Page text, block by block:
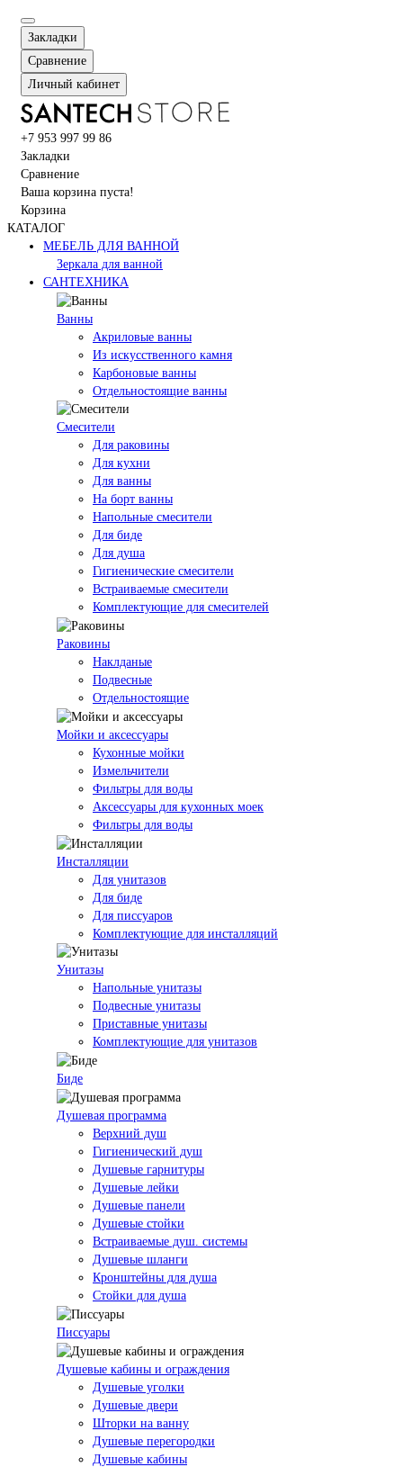
Закладки
Сравнение
Личный кабинет
+7 953 997 99 86
Закладки
Сравнение
Ваша корзина пуста!
Корзина
КАТАЛОГ
МЕБЕЛЬ ДЛЯ ВАННОЙ
Зеркала для ванной
САНТЕХНИКА
Ванны
Акриловые ванны
Из искусственного камня
Карбоновые ванны
Отдельностоящие ванны
Смесители
Для раковины
Для кухни
Для ванны
На борт ванны
Напольные смесители
Для биде
Для душа
Гигиенические смесители
Встраиваемые смесители
Комплектующие для смесителей
Раковины
Наклданые
Подвесные
Отдельностоящие
Мойки и аксессуары
Кухонные мойки
Измельчители
Фильтры для воды
Аксессуары для кухонных моек
Фильтры для воды
Инсталляции
Для унитазов
Для биде
Для писсуаров
Комплектующие для инсталляций
Унитазы
Напольные унитазы
Подвесные унитазы
Приставные унитазы
Комплектующие для унитазов
Биде
Душевая программа
Верхний душ
Гигиенический душ
Душевые гарнитуры
Душевые лейки
Душевые панели
Душевые стойки
Встраиваемые душ. системы
Душевые шланги
Кронштейны для душа
Стойки для душа
Писсуары
Душевые кабины и ограждения
Душевые уголки
Душевые двери
Шторки на ванну
Душевые перегородки
Душевые кабины